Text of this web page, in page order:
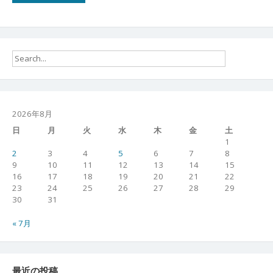
2026年8月
日
月 火 水 木 金
土
1
2
3 4 5 6 7
8
9
10 11 12 13 14
15
16
17 18 19 20 21
22
23
24 25 26 27 28
29
30
31
« 7月
最近の投稿